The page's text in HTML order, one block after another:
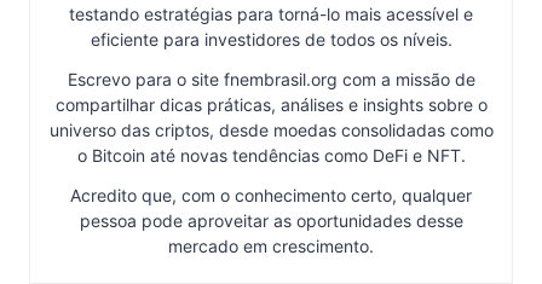
testando estratégias para torná-lo mais acessível e
eficiente para investidores de todos os níveis.
Escrevo para o site fnembrasil.org com a missão de
compartilhar dicas práticas, análises e insights sobre o
universo das criptos, desde moedas consolidadas como
o Bitcoin até novas tendências como DeFi e NFT.
Acredito que, com o conhecimento certo, qualquer
pessoa pode aproveitar as oportunidades desse
mercado em crescimento.